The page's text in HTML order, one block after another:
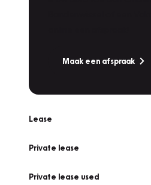
Maak een afspraak
Lease
Private lease
Private lease used